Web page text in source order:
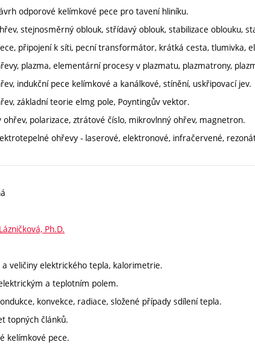
odporové kelímkové pece pro tavení hliníku.
stejnosměrný oblouk, střídavý oblouk, stabilizace oblouku,
připojení k síti, pecní transformátor, krátká cesta, tlumivka,
plazma, elementární procesy v plazmatu, plazmatrony,
indukční pece kelímkové a kanálkové, stínění, uskřipovací jev.
základní teorie elmg pole, Poyntingův vektor.
ohřev, polarizace, ztrátové číslo, mikrovlnný ohřev, magnetron.
ohřevy - laserové, elektronové, infračervené,
Ph.D.
veličiny elektrického tepla, kalorimetrie.
a teplotním polem.
konvekce, radiace, složené případy sdílení tepla.
topných článků.
kelímkové pece.